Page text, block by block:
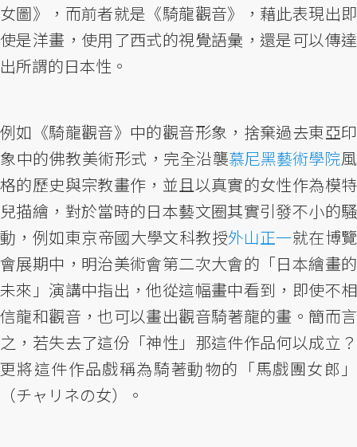
女圖》，而前者就是《騎龍觀音》，藉此表現出即
使是洋畫，使用了西式的視覺語彙，還是可以傳達
出所謂的日本性。
例如《騎龍觀音》中的觀音形象，捨棄過去東亞印
象中的佛教美術形式，完全沿襲慕尼黑藝術學院風
格的歷史與宗教畫作，並且以真實的女性作為模特
兒描繪，對於當時的日本藝文圈其實引發不小的騷
動，例如東京帝國大學文科教授外山正一就在博覽
會展期中，明治美術會第二次大會的「日本繪畫的
未來」演講中指出，他從這幅畫中看到，即使不相
信龍和觀音，也可以畫出觀音騎著龍的畫。簡而言
之，若失去了這份「神性」那這件作品何以成立？
更將這件作品戲稱為騎著動物的「馬戲團女郎」
（チャリネの女）。